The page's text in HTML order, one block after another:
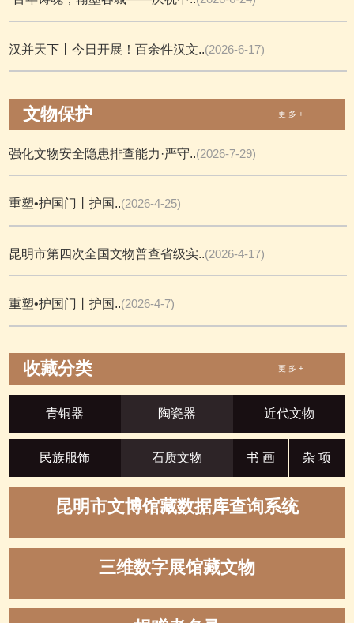
汉并天下丨今日开展！百余件汉文..(2026-6-17)
文物保护 更 多 +
强化文物安全隐患排查能力·严守..(2026-7-29)
重塑•护国门丨护国..(2026-4-25)
昆明市第四次全国文物普查省级实..(2026-4-17)
重塑•护国门丨护国..(2026-4-7)
收藏分类 更 多 +
青铜器 陶瓷器 近代文物
民族服饰 石质文物 书 画 杂 项
昆明市文博馆藏数据库查询系统
三维数字展馆藏文物